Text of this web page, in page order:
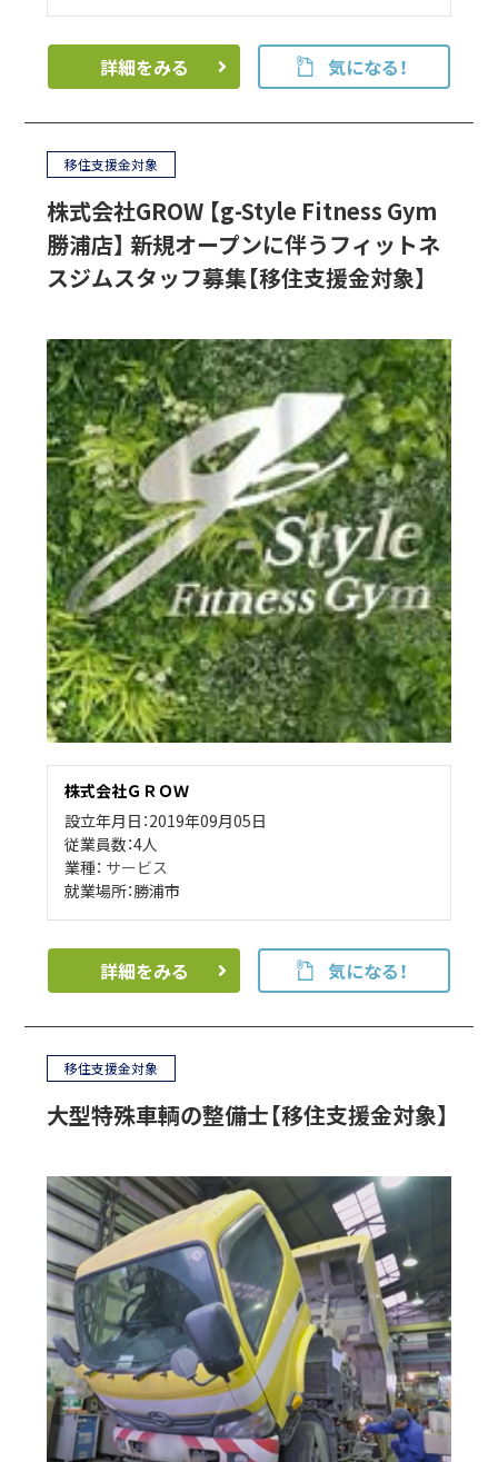
詳細をみる 気になる！
移住支援金対象
株式会社GROW 【g-Style Fitness Gym
勝浦店】 新規オープンに伴うフィットネ
スジムスタッフ募集【移住支援金対象】
株式会社ＧＲＯＷ
設立年月日：2019年09月05日
従業員数：4人
業種： サービス
就業場所：勝浦市
詳細をみる 気になる！
移住支援金対象
大型特殊車輌の整備士【移住支援金対象】